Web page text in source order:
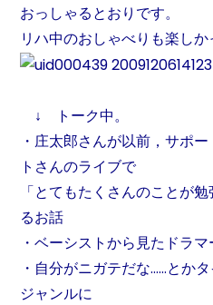
おっしゃるとおりです。
リハ中のおしゃべりも楽しか
↓ トーク中。
・庄太郎さんが以前，サポ
トさんのライブで
「とてもたくさんのことが
るお話
・ベーシストから見たドラマ
・自分がニガテだな……とか
ジャンルに